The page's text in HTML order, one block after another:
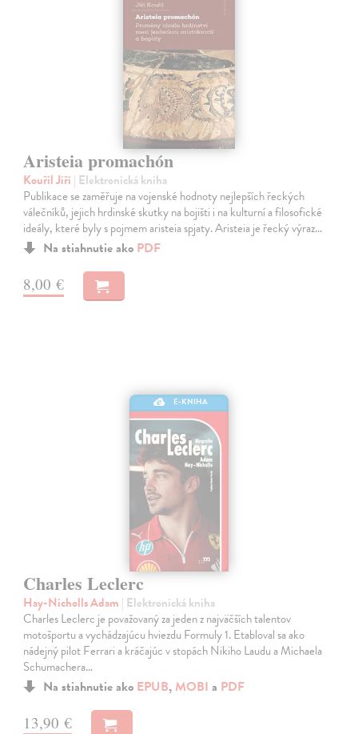
Aristeia promachón
Kouřil Jiří | Elektronická kniha
Publikace se zaměřuje na vojenské hodnoty nejlepších řeckých
válečníků, jejich hrdinské skutky na bojišti i na kulturní a filosofické
ideály, které byly s pojmem aristeia spjaty. Aristeia je řecký výraz…
Na stiahnutie ako PDF
8,00 €
E-KNIHA
Charles Leclerc
Hay-Nicholls Adam | Elektronická kniha
Charles Leclerc je považovaný za jeden z najväčších talentov
motošportu a vychádzajúcu hviezdu Formuly 1. Etabloval sa ako
nádejný pilot Ferrari a kráčajúc v stopách Nikiho Laudu a Michaela
Schumachera…
Na stiahnutie ako EPUB, MOBI a PDF
13,90 €